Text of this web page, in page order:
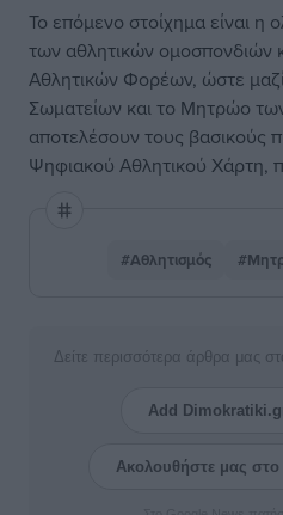
Το επόμενο στοίχημα είναι
των αθλητικών
Αθλητικών Φορέων, ώστε
Σωματείων και το Μητρώο
αποτελέσουν τους βασικούς
Ψηφιακού Αθλητικού Χάρτη,
#Αθλητισμός
Δείτε περισσότερα άρθρα μας
Add
Ακολουθήστε μας